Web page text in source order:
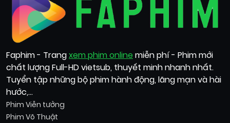
Faphim - Trangxem phim online miễn phí - Phim mới
chất lượng Full-HD vietsub, thuyết minh nhanh nhất.
Tuyển tập những bộ phim hành động, lãng mạn và hài
hước,...
Phim Viễn tưởng
Phim Võ Thuật